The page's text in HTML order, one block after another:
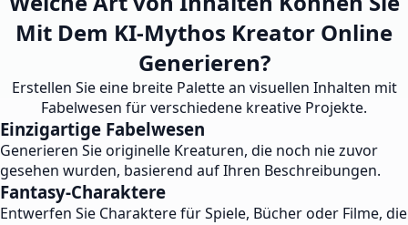
Mit Dem KI-Mythos Kreator Online
Generieren?
Erstellen Sie eine breite Palette an visuellen Inhalten mit
Fabelwesen für verschiedene kreative Projekte.
Einzigartige Fabelwesen
Generieren Sie originelle Kreaturen, die noch nie zuvor
gesehen wurden, basierend auf Ihren Beschreibungen.
Fantasy-Charaktere
Entwerfen Sie Charaktere für Spiele, Bücher oder Filme, die